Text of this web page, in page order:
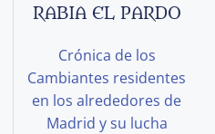
RABIA EL PARDO
Crónica de los
Cambiantes residentes
en los alrededores de
Madrid y su lucha